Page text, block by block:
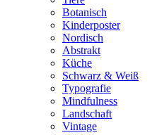
Botanisch
Kinderposter
Nordisch
Abstrakt
Küche
Schwarz & Weiß
Typografie
Mindfulness
Landschaft
Vintage